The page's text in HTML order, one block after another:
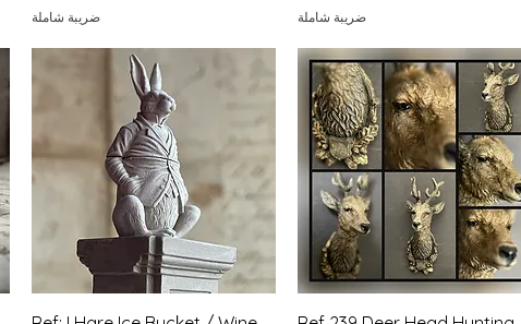
ضريبة شاملة ضريبة شاملة